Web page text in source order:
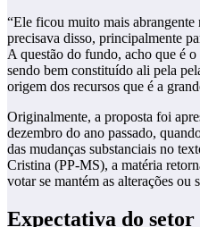
“Ele ficou muito mais abrangente
precisava disso, principalmente
A questão do fundo, acho que é
sendo bem constituído ali pela
origem dos recursos que é a
Originalmente, a proposta foi
dezembro do ano passado,
das mudanças substanciais no
Cristina (PP-MS), a matéria
votar se mantém as alterações
Expectativa do